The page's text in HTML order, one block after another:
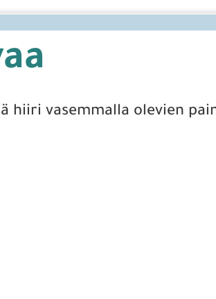
hiiri vasemmalla olevien